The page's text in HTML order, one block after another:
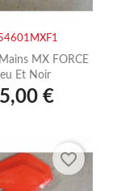
MX FORCE
Et Noir
€
favorite_border